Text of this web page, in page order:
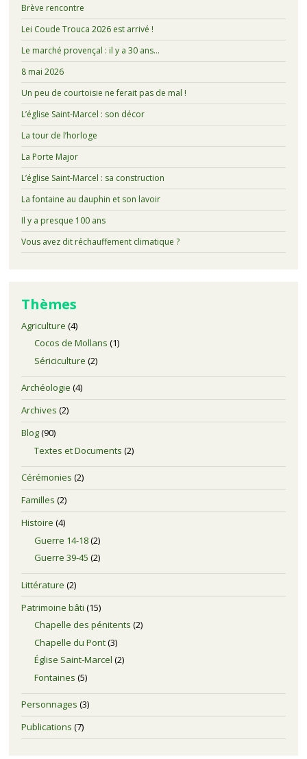
Brève rencontre
Lei Coude Trouca 2026 est arrivé !
Le marché provençal : il y a 30 ans…
8 mai 2026
Un peu de courtoisie ne ferait pas de mal !
L’église Saint-Marcel : son décor
La tour de l’horloge
La Porte Major
L’église Saint-Marcel : sa construction
La fontaine au dauphin et son lavoir
Il y a presque 100 ans
Vous avez dit réchauffement climatique ?
Thèmes
Agriculture (4)
Cocos de Mollans (1)
Sériciculture (2)
Archéologie (4)
Archives (2)
Blog(90)
Textes et Documents (2)
Cérémonies (2)
Familles (2)
Histoire (4)
Guerre 14-18(2)
Guerre 39-45 (2)
Littérature (2)
Patrimoine bâti (15)
Chapelle des pénitents (2)
Chapelle du Pont(3)
Église Saint-Marcel (2)
Fontaines (5)
Personnages (3)
Publications (7)